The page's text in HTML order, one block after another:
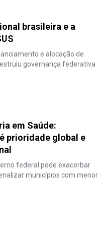
brasileira e a
e alocação de
governança federativa
em Saúde:
prioridade global e
federal pode exacerbar
municípios com menor